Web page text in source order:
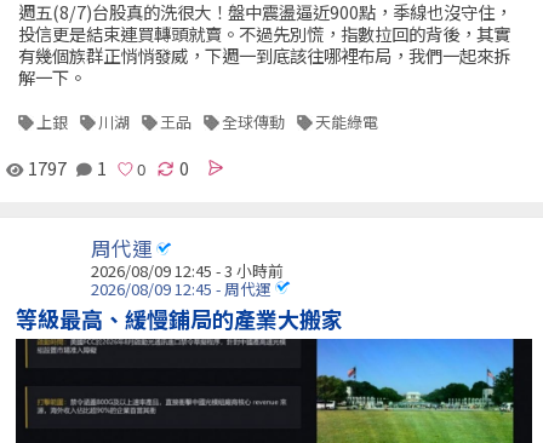
週五(8/7)台股真的洗很大！盤中震盪逼近900點，季線也沒守住，
投信更是結束連買轉頭就賣。不過先別慌，指數拉回的背後，其實
有幾個族群正悄悄發威，下週一到底該往哪裡布局，我們一起來拆
解一下。
上銀 川湖 王品 全球傳動 天能綠電
1797 1 0
周代運
2026/08/09 12:45 -3 小時前
2026/08/09 12:45 - 周代運
等級最高、緩慢鋪局的產業大搬家